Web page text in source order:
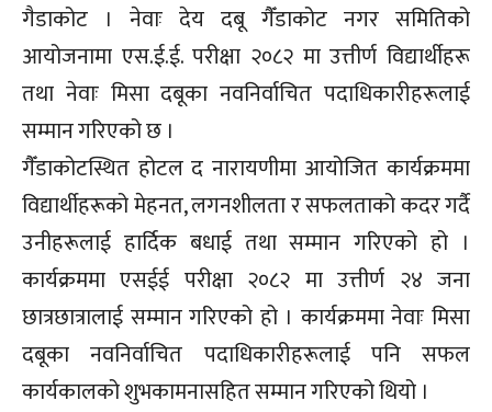
गैडाकोट । नेवाः देय दबू गैँडाकोट नगर समितिको
आयोजनामा एस.ई.ई. परीक्षा २०८२ मा उत्तीर्ण विद्यार्थीहरू
तथा नेवाः मिसा दबूका नवनिर्वाचित पदाधिकारीहरूलाई
सम्मान गरिएको छ ।
गैँडाकोटस्थित होटल द नारायणीमा आयोजित कार्यक्रममा
विद्यार्थीहरूको मेहनत, लगनशीलता र सफलताको कदर गर्दै
उनीहरूलाई हार्दिक बधाई तथा सम्मान गरिएको हो ।
कार्यक्रममा एसईई परीक्षा २०८२ मा उत्तीर्ण २४ जना
छात्रछात्रालाई सम्मान गरिएको हो । कार्यक्रममा नेवाः मिसा
दबूका नवनिर्वाचित पदाधिकारीहरूलाई पनि सफल
कार्यकालको शुभकामनासहित सम्मान गरिएको थियो ।